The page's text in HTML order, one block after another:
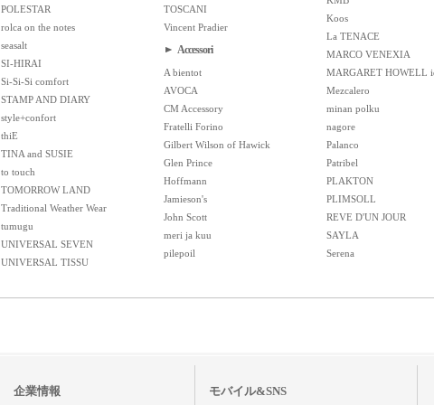
POLESTAR
rolca on the notes
seasalt
SI-HIRAI
Si-Si-Si comfort
STAMP AND DIARY
style+confort
thiE
TINA and SUSIE
to touch
TOMORROW LAND
Traditional Weather Wear
tumugu
UNIVERSAL SEVEN
UNIVERSAL TISSU
TOSCANI
Vincent Pradier
Accessori
A bientot
AVOCA
CM Accessory
Fratelli Forino
Gilbert Wilson of Hawick
Glen Prince
Hoffmann
Jamieson's
John Scott
meri ja kuu
pilepoil
Koos
La TENACE
MARCO VENEXIA
MARGARET HOWELL
Mezcalero
minan polku
nagore
Palanco
Patribel
PLAKTON
PLIMSOLL
REVE D'UN JOUR
SAYLA
Serena
企業情報 モバイル&SNS